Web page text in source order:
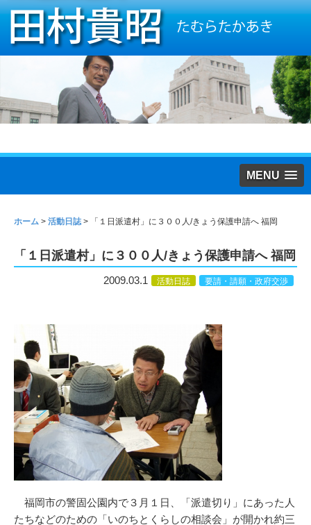
MENU
ホーム > 活動日誌> 「１日派遣村」に３００人/きょう保護申請へ 福岡
「１日派遣村」に３００人/きょう保護申請へ 福岡
2009.03.1 活動日誌 要請・請願・政府交渉
福岡市の警固公園内で３月１日、「派遣切り」にあった人
たちなどのための「いのちとくらしの相談会」が開かれ約三